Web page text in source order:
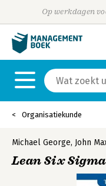
Op werkdagen
Organisatiekunde
Michael George, John
Lean Six